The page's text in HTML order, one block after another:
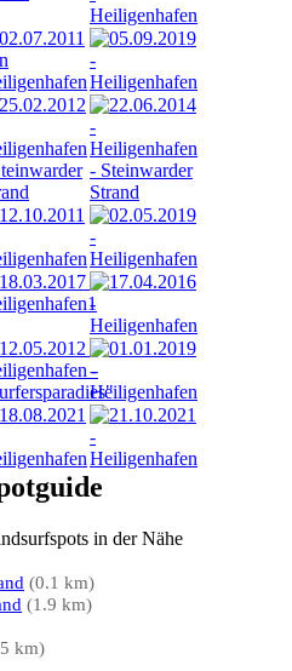
in der Nähe
(0.1 km)
(1.9 km)
km)